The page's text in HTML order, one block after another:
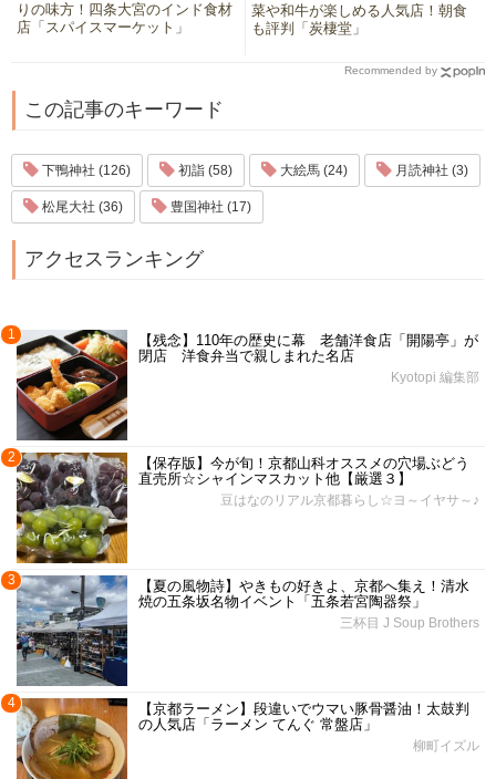
りの味方！四条大宮のインド食材
店「スパイスマーケット」
菜や和牛が楽しめる人気店！朝食
も評判「炭棲堂」
Recommended by
この記事のキーワード
下鴨神社 (126) 初詣 (58) 大絵馬 (24) 月読神社 (3)
松尾大社 (36) 豊国神社 (17)
アクセスランキング
1
【残念】110年の歴史に幕 老舗洋食店「開陽亭」が
閉店 洋食弁当で親しまれた名店
Kyotopi 編集部
2
【保存版】今が旬！京都山科オススメの穴場ぶどう
直売所☆シャインマスカット他【厳選３】
豆はなのリアル京都暮らし☆ヨ～イヤサ～♪
3
【夏の風物詩】やきもの好きよ、京都へ集え！清水
焼の五条坂名物イベント「五条若宮陶器祭」
三杯目 J Soup Brothers
4
【京都ラーメン】段違いでウマい豚骨醤油！太鼓判
の人気店「ラーメン てんぐ 常盤店」
柳町イズル